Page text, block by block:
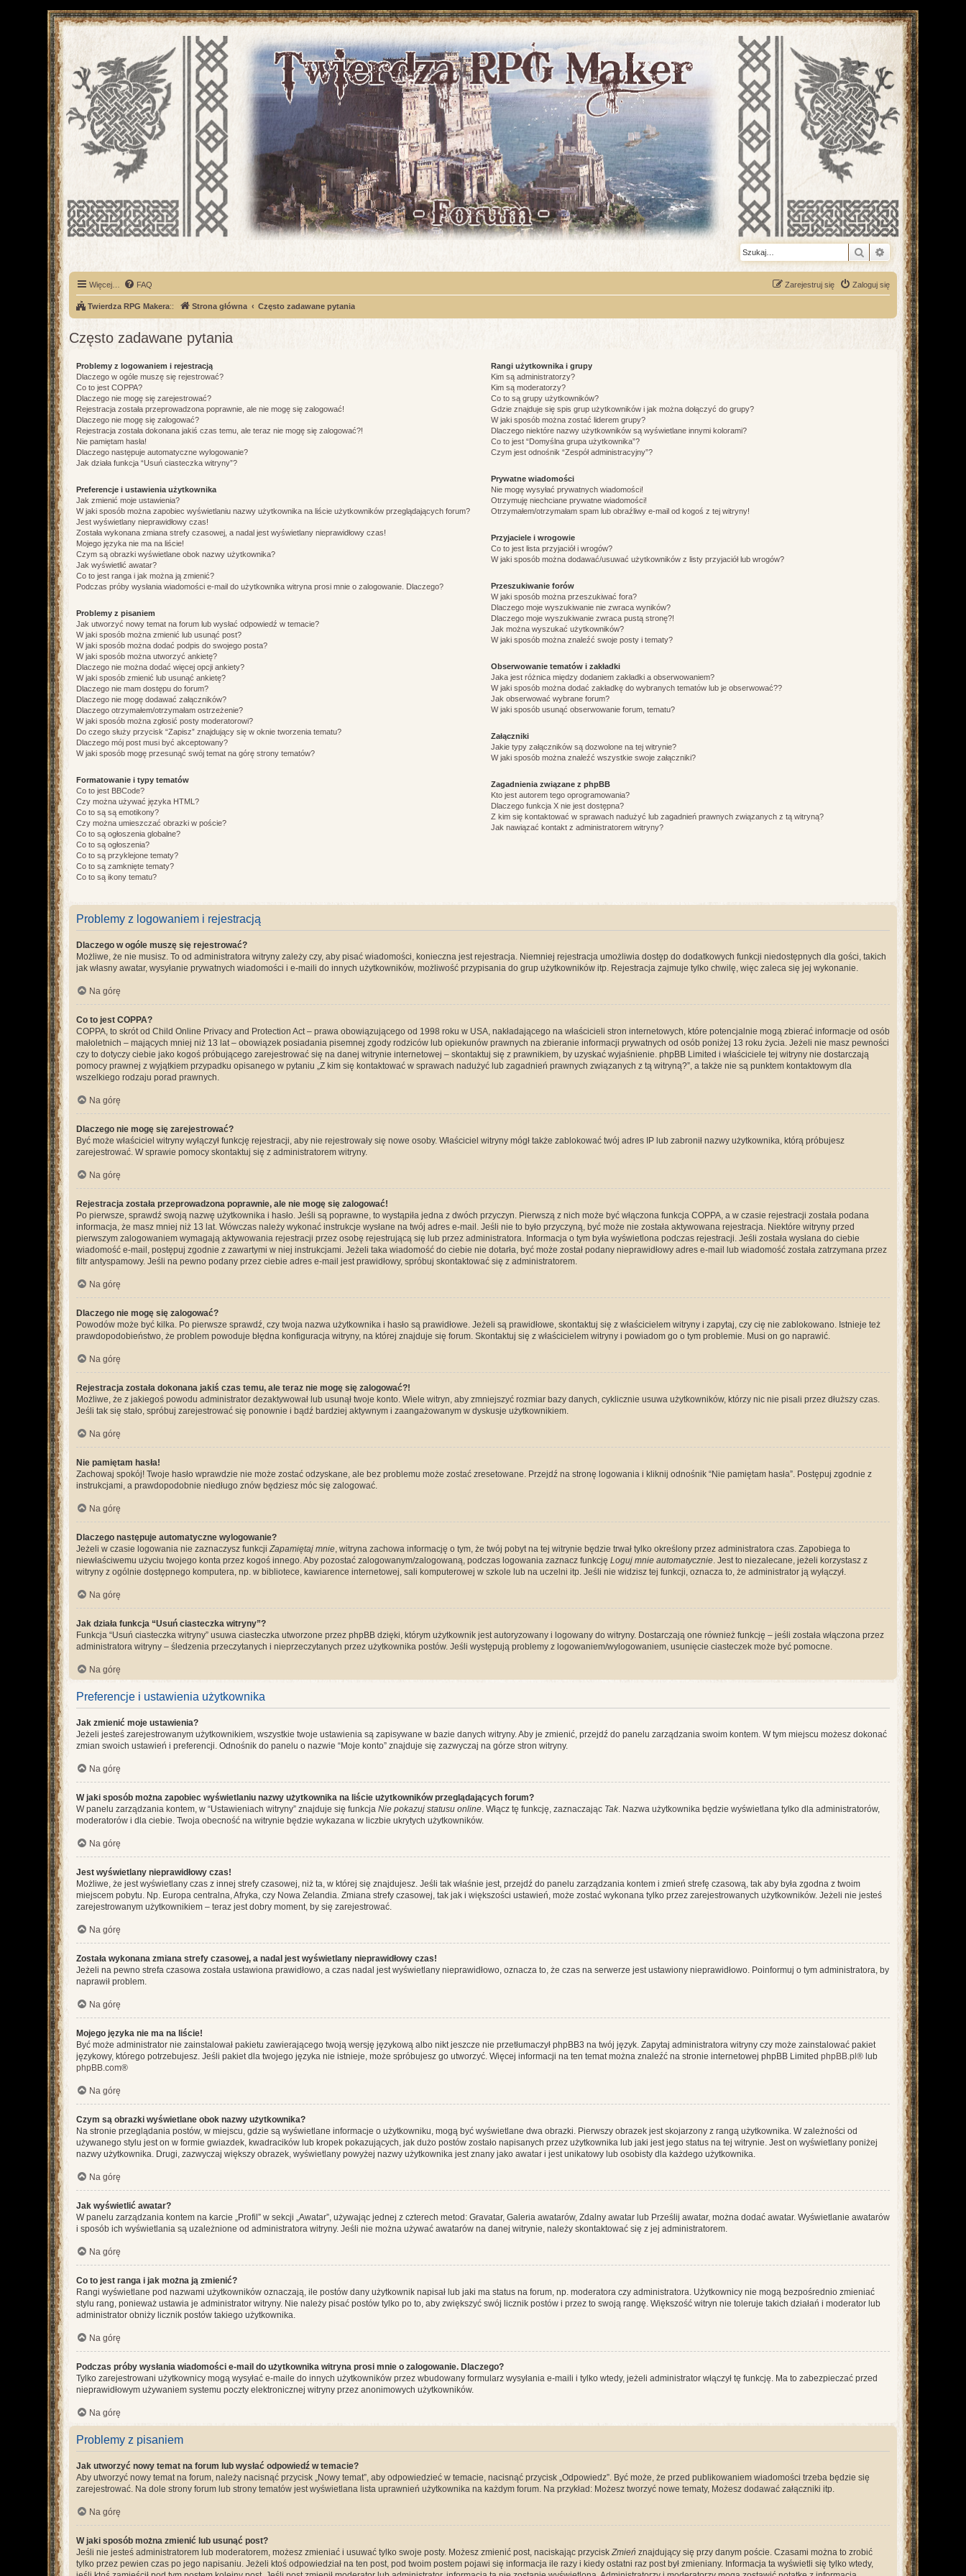
Szukaj Wyszukiwanie
Więcej… FAQ Zaloguj się
Zarejestruj się
Twierdza RPG Makera:: Strona główna Często zadawane pytania
Często zadawane pytania
Problemy z logowaniem i rejestracją
Dlaczego w ogóle muszę się rejestrować?
Co to jest COPPA?
Dlaczego nie mogę się zarejestrować?
Rejestracja została przeprowadzona poprawnie, ale nie mogę się zalogować!
Dlaczego nie mogę się zalogować?
Rejestracja została dokonana jakiś czas temu, ale teraz nie mogę się zalogować?!
Nie pamiętam hasła!
Dlaczego następuje automatyczne wylogowanie?
Jak działa funkcja “Usuń ciasteczka witryny”?
Preferencje i ustawienia użytkownika
Jak zmienić moje ustawienia?
W jaki sposób można zapobiec wyświetlaniu nazwy użytkownika na liście użytkowników przeglądających forum?
Jest wyświetlany nieprawidłowy czas!
Została wykonana zmiana strefy czasowej, a nadal jest wyświetlany nieprawidłowy czas!
Mojego języka nie ma na liście!
Czym są obrazki wyświetlane obok nazwy użytkownika?
Jak wyświetlić awatar?
Co to jest ranga i jak można ją zmienić?
Podczas próby wysłania wiadomości e-mail do użytkownika witryna prosi mnie o zalogowanie. Dlaczego?
Problemy z pisaniem
Jak utworzyć nowy temat na forum lub wysłać odpowiedź w temacie?
W jaki sposób można zmienić lub usunąć post?
W jaki sposób można dodać podpis do swojego posta?
W jaki sposób można utworzyć ankietę?
Dlaczego nie można dodać więcej opcji ankiety?
W jaki sposób zmienić lub usunąć ankietę?
Dlaczego nie mam dostępu do forum?
Dlaczego nie mogę dodawać załączników?
Dlaczego otrzymałem/otrzymałam ostrzeżenie?
W jaki sposób można zgłosić posty moderatorowi?
Do czego służy przycisk “Zapisz” znajdujący się w oknie tworzenia tematu?
Dlaczego mój post musi być akceptowany?
W jaki sposób mogę przesunąć swój temat na górę strony tematów?
Formatowanie i typy tematów
Co to jest BBCode?
Czy można używać języka HTML?
Co to są są emotikony?
Czy można umieszczać obrazki w poście?
Co to są ogłoszenia globalne?
Co to są ogłoszenia?
Co to są przyklejone tematy?
Co to są zamknięte tematy?
Co to są ikony tematu?
Rangi użytkownika i grupy
Kim są administratorzy?
Kim są moderatorzy?
Co to są grupy użytkowników?
Gdzie znajduje się spis grup użytkowników i jak można dołączyć do grupy?
W jaki sposób można zostać liderem grupy?
Dlaczego niektóre nazwy użytkowników są wyświetlane innymi kolorami?
Co to jest “Domyślna grupa użytkownika”?
Czym jest odnośnik “Zespół administracyjny”?
Prywatne wiadomości
Nie mogę wysyłać prywatnych wiadomości!
Otrzymuję niechciane prywatne wiadomości!
Otrzymałem/otrzymałam spam lub obraźliwy e-mail od kogoś z tej witryny!
Przyjaciele i wrogowie
Co to jest lista przyjaciół i wrogów?
W jaki sposób można dodawać/usuwać użytkowników z listy przyjaciół lub wrogów?
Przeszukiwanie forów
W jaki sposób można przeszukiwać fora?
Dlaczego moje wyszukiwanie nie zwraca wyników?
Dlaczego moje wyszukiwanie zwraca pustą stronę?!
Jak można wyszukać użytkowników?
W jaki sposób można znaleźć swoje posty i tematy?
Obserwowanie tematów i zakładki
Jaka jest różnica między dodaniem zakładki a obserwowaniem?
W jaki sposób można dodać zakładkę do wybranych tematów lub je obserwować??
Jak obserwować wybrane forum?
W jaki sposób usunąć obserwowanie forum, tematu?
Załączniki
Jakie typy załączników są dozwolone na tej witrynie?
W jaki sposób można znaleźć wszystkie swoje załączniki?
Zagadnienia związane z phpBB
Kto jest autorem tego oprogramowania?
Dlaczego funkcja X nie jest dostępna?
Z kim się kontaktować w sprawach nadużyć lub zagadnień prawnych związanych z tą witryną?
Jak nawiązać kontakt z administratorem witryny?
Problemy z logowaniem i rejestracją
Dlaczego w ogóle muszę się rejestrować?
Możliwe, że nie musisz. To od administratora witryny zależy czy, aby pisać wiadomości, konieczna jest rejestracja. Niemniej rejestracja umożliwia dostęp do dodatkowych funkcji niedostępnych dla gości, takich
jak własny awatar, wysyłanie prywatnych wiadomości i e-maili do innych użytkowników, możliwość przypisania do grup użytkowników itp. Rejestracja zajmuje tylko chwilę, więc zaleca się jej wykonanie.
Na górę
Co to jest COPPA?
COPPA, to skrót od Child Online Privacy and Protection Act – prawa obowiązującego od 1998 roku w USA, nakładającego na właścicieli stron internetowych, które potencjalnie mogą zbierać informacje od osób
małoletnich – mających mniej niż 13 lat – obowiązek posiadania pisemnej zgody rodziców lub opiekunów prawnych na zbieranie informacji prywatnych od osób poniżej 13 roku życia. Jeżeli nie masz pewności
czy to dotyczy ciebie jako kogoś próbującego zarejestrować się na danej witrynie internetowej – skontaktuj się z prawnikiem, by uzyskać wyjaśnienie. phpBB Limited i właściciele tej witryny nie dostarczają
pomocy prawnej z wyjątkiem przypadku opisanego w pytaniu „Z kim się kontaktować w sprawach nadużyć lub zagadnień prawnych związanych z tą witryną?”, a także nie są punktem kontaktowym dla
wszelkiego rodzaju porad prawnych.
Na górę
Dlaczego nie mogę się zarejestrować?
Być może właściciel witryny wyłączył funkcję rejestracji, aby nie rejestrowały się nowe osoby. Właściciel witryny mógł także zablokować twój adres IP lub zabronił nazwy użytkownika, którą próbujesz
zarejestrować. W sprawie pomocy skontaktuj się z administratorem witryny.
Na górę
Rejestracja została przeprowadzona poprawnie, ale nie mogę się zalogować!
Po pierwsze, sprawdź swoją nazwę użytkownika i hasło. Jeśli są poprawne, to wystąpiła jedna z dwóch przyczyn. Pierwszą z nich może być włączona funkcja COPPA, a w czasie rejestracji została podana
informacja, że masz mniej niż 13 lat. Wówczas należy wykonać instrukcje wysłane na twój adres e-mail. Jeśli nie to było przyczyną, być może nie została aktywowana rejestracja. Niektóre witryny przed
pierwszym zalogowaniem wymagają aktywowania rejestracji przez osobę rejestrującą się lub przez administratora. Informacja o tym była wyświetlona podczas rejestracji. Jeśli została wysłana do ciebie
wiadomość e-mail, postępuj zgodnie z zawartymi w niej instrukcjami. Jeżeli taka wiadomość do ciebie nie dotarła, być może został podany nieprawidłowy adres e-mail lub wiadomość została zatrzymana przez
filtr antyspamowy. Jeśli na pewno podany przez ciebie adres e-mail jest prawidłowy, spróbuj skontaktować się z administratorem.
Na górę
Dlaczego nie mogę się zalogować?
Powodów może być kilka. Po pierwsze sprawdź, czy twoja nazwa użytkownika i hasło są prawidłowe. Jeżeli są prawidłowe, skontaktuj się z właścicielem witryny i zapytaj, czy cię nie zablokowano. Istnieje też
prawdopodobieństwo, że problem powoduje błędna konfiguracja witryny, na której znajduje się forum. Skontaktuj się z właścicielem witryny i powiadom go o tym problemie. Musi on go naprawić.
Na górę
Rejestracja została dokonana jakiś czas temu, ale teraz nie mogę się zalogować?!
Możliwe, że z jakiegoś powodu administrator dezaktywował lub usunął twoje konto. Wiele witryn, aby zmniejszyć rozmiar bazy danych, cyklicznie usuwa użytkowników, którzy nic nie pisali przez dłuższy czas.
Jeśli tak się stało, spróbuj zarejestrować się ponownie i bądź bardziej aktywnym i zaangażowanym w dyskusje użytkownikiem.
Na górę
Nie pamiętam hasła!
Zachowaj spokój! Twoje hasło wprawdzie nie może zostać odzyskane, ale bez problemu może zostać zresetowane. Przejdź na stronę logowania i kliknij odnośnik “Nie pamiętam hasła”. Postępuj zgodnie z
instrukcjami, a prawdopodobnie niedługo znów będziesz móc się zalogować.
Na górę
Dlaczego następuje automatyczne wylogowanie?
Jeżeli w czasie logowania nie zaznaczysz funkcji Zapamiętaj mnie , witryna zachowa informację o tym, że twój pobyt na tej witrynie będzie trwał tylko określony przez administratora czas. Zapobiega to
niewłaściwemu użyciu twojego konta przez kogoś innego. Aby pozostać zalogowanym/zalogowaną, podczas logowania zaznacz funkcję Loguj mnie automatycznie . Jest to niezalecane, jeżeli korzystasz z
witryny z ogólnie dostępnego komputera, np. w bibliotece, kawiarence internetowej, sali komputerowej w szkole lub na uczelni itp. Jeśli nie widzisz tej funkcji, oznacza to, że administrator ją wyłączył.
Na górę
Jak działa funkcja “Usuń ciasteczka witryny”?
Funkcja “Usuń ciasteczka witryny” usuwa ciasteczka utworzone przez phpBB dzięki, którym użytkownik jest autoryzowany i logowany do witryny. Dostarczają one również funkcję – jeśli została włączona przez
administratora witryny – śledzenia przeczytanych i nieprzeczytanych przez użytkownika postów. Jeśli występują problemy z logowaniem/wylogowaniem, usunięcie ciasteczek może być pomocne.
Na górę
Preferencje i ustawienia użytkownika
Jak zmienić moje ustawienia?
Jeżeli jesteś zarejestrowanym użytkownikiem, wszystkie twoje ustawienia są zapisywane w bazie danych witryny. Aby je zmienić, przejdź do panelu zarządzania swoim kontem. W tym miejscu możesz dokonać
zmian swoich ustawień i preferencji. Odnośnik do panelu o nazwie “Moje konto” znajduje się zazwyczaj na górze stron witryny.
Na górę
W jaki sposób można zapobiec wyświetlaniu nazwy użytkownika na liście użytkowników przeglądających forum?
W panelu zarządzania kontem, w “Ustawieniach witryny” znajduje się funkcja Nie pokazuj statusu online . Włącz tę funkcję, zaznaczając Tak. Nazwa użytkownika będzie wyświetlana tylko dla administratorów,
moderatorów i dla ciebie. Twoja obecność na witrynie będzie wykazana w liczbie ukrytych użytkowników.
Na górę
Jest wyświetlany nieprawidłowy czas!
Możliwe, że jest wyświetlany czas z innej strefy czasowej, niż ta, w której się znajdujesz. Jeśli tak właśnie jest, przejdź do panelu zarządzania kontem i zmień strefę czasową, tak aby była zgodna z twoim
miejscem pobytu. Np. Europa centralna, Afryka, czy Nowa Zelandia. Zmiana strefy czasowej, tak jak i większości ustawień, może zostać wykonana tylko przez zarejestrowanych użytkowników. Jeżeli nie jesteś
zarejestrowanym użytkownikiem – teraz jest dobry moment, by się zarejestrować.
Na górę
Została wykonana zmiana strefy czasowej, a nadal jest wyświetlany nieprawidłowy czas!
Jeżeli na pewno strefa czasowa została ustawiona prawidłowo, a czas nadal jest wyświetlany nieprawidłowo, oznacza to, że czas na serwerze jest ustawiony nieprawidłowo. Poinformuj o tym administratora, by
naprawił problem.
Na górę
Mojego języka nie ma na liście!
Być może administrator nie zainstalował pakietu zawierającego twoją wersję językową albo nikt jeszcze nie przetłumaczył phpBB3 na twój język. Zapytaj administratora witryny czy może zainstalować pakiet
językowy, którego potrzebujesz. Jeśli pakiet dla twojego języka nie istnieje, może spróbujesz go utworzyć. Więcej informacji na ten temat można znaleźć na stronie internetowej phpBB Limited phpBB.pl® lub
phpBB.com®
Na górę
Czym są obrazki wyświetlane obok nazwy użytkownika?
Na stronie przeglądania postów, w miejscu, gdzie są wyświetlane informacje o użytkowniku, mogą być wyświetlane dwa obrazki. Pierwszy obrazek jest skojarzony z rangą użytkownika. W zależności od
używanego stylu jest on w formie gwiazdek, kwadracików lub kropek pokazujących, jak dużo postów zostało napisanych przez użytkownika lub jaki jest jego status na tej witrynie. Jest on wyświetlany poniżej
nazwy użytkownika. Drugi, zazwyczaj większy obrazek, wyświetlany powyżej nazwy użytkownika jest znany jako awatar i jest unikatowy lub osobisty dla każdego użytkownika.
Na górę
Jak wyświetlić awatar?
W panelu zarządzania kontem na karcie „Profil” w sekcji „Awatar”, używając jednej z czterech metod: Gravatar, Galeria awatarów, Zdalny awatar lub Prześlij awatar, można dodać awatar. Wyświetlanie awatarów
i sposób ich wyświetlania są uzależnione od administratora witryny. Jeśli nie można używać awatarów na danej witrynie, należy skontaktować się z jej administratorem.
Na górę
Co to jest ranga i jak można ją zmienić?
Rangi wyświetlane pod nazwami użytkowników oznaczają, ile postów dany użytkownik napisał lub jaki ma status na forum, np. moderatora czy administratora. Użytkownicy nie mogą bezpośrednio zmieniać
stylu rang, ponieważ ustawia je administrator witryny. Nie należy pisać postów tylko po to, aby zwiększyć swój licznik postów i przez to swoją rangę. Większość witryn nie toleruje takich działań i moderator lub
administrator obniży licznik postów takiego użytkownika.
Na górę
Podczas próby wysłania wiadomości e-mail do użytkownika witryna prosi mnie o zalogowanie. Dlaczego?
Tylko zarejestrowani użytkownicy mogą wysyłać e-maile do innych użytkowników przez wbudowany formularz wysyłania e-maili i tylko wtedy, jeżeli administrator włączył tę funkcję. Ma to zabezpieczać przed
nieprawidłowym używaniem systemu poczty elektronicznej witryny przez anonimowych użytkowników.
Na górę
Problemy z pisaniem
Jak utworzyć nowy temat na forum lub wysłać odpowiedź w temacie?
Aby utworzyć nowy temat na forum, należy nacisnąć przycisk „Nowy temat”, aby odpowiedzieć w temacie, nacisnąć przycisk „Odpowiedz”. Być może, że przed publikowaniem wiadomości trzeba będzie się
zarejestrować. Na dole strony forum lub strony tematów jest wyświetlana lista uprawnień użytkownika na każdym forum. Na przykład: Możesz tworzyć nowe tematy, Możesz dodawać załączniki itp.
Na górę
W jaki sposób można zmienić lub usunąć post?
Jeśli nie jesteś administratorem lub moderatorem, możesz zmieniać i usuwać tylko swoje posty. Możesz zmienić post, naciskając przycisk Zmień znajdujący się przy danym poście. Czasami można to zrobić
tylko przez pewien czas po jego napisaniu. Jeżeli ktoś odpowiedział na ten post, pod twoim postem pojawi się informacja ile razy i kiedy ostatni raz post był zmieniany. Informacja ta wyświetli się tylko wtedy,